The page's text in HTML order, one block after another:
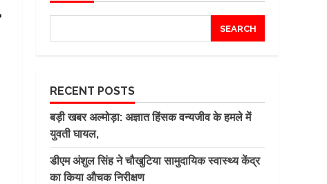
SEARCH
RECENT POSTS
बड़ी खबर अल्मोड़ा: अज्ञात हिंसक वन्यजीव के हमले में
युवती घायल,
डीएम अंशुल सिंह ने चौखुटिया सामुदायिक स्वास्थ्य केंद्र
का किया औचक निरीक्षण